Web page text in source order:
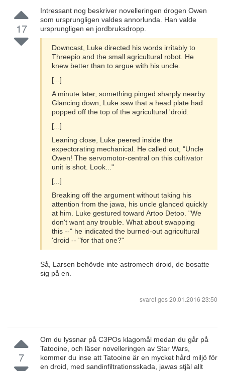
17
Intressant nog beskriver novelleringen drogen Owen
som ursprungligen valdes annorlunda. Han valde
ursprungligen en jordbruksdropp.
Downcast, Luke directed his words irritably to
Threepio and the small agricultural robot. He
knew better than to argue with his uncle.
[...]
A minute later, something pinged sharply nearby.
Glancing down, Luke saw that a head plate had
popped off the top of the agricultural 'droid.
[...]
Leaning close, Luke peered inside the
expectorating mechanical. He called out, "Uncle
Owen! The servomotor-central on this cultivator
unit is shot. Look..."
[...]
Breaking off the argument without taking his
attention from the jawa, his uncle glanced quickly
at him. Luke gestured toward Artoo Detoo. "We
don't want any trouble. What about swapping
this --" he indicated the burned-out agricultural
'droid -- "for that one?"
Så, Larsen behövde inte astromech droid, de bosatte
sig på en.
svaret ges20.01.2016 23:50
7
Om du lyssnar på C3POs klagomål medan du går på
Tatooine, och läser novelleringen av Star Wars,
kommer du inse att Tatooine är en mycket hård miljö för
en droid, med sandinfiltrationsskada, jawas stjäl allt